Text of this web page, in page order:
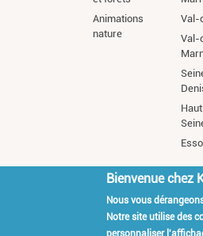
Animations
nature
Val-
Val-
Kidiklik
Bienvenue chez
Nous vous
Notre site utilise des
personnaliser